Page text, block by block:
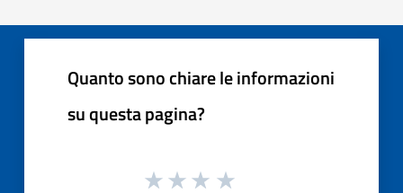
Quanto sono chiare le informazioni
su questa pagina?